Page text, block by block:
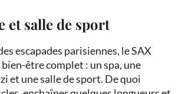
et salle de sport
escapades parisiennes, le SAX
être complet : un spa, une
et une salle de sport. De quoi